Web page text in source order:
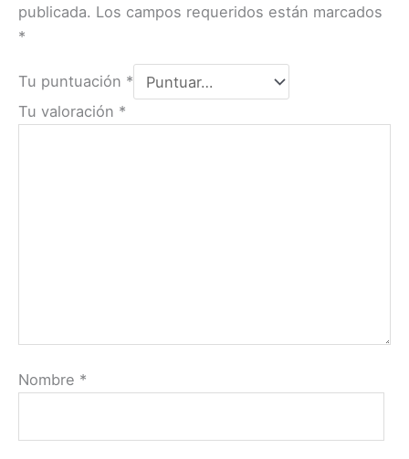
publicada. Los campos requeridos están marcados
*
Tu puntuación *
Tu valoración *
Nombre *